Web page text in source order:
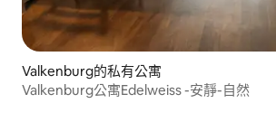
Valkenburg的私有公寓
Valkenburg公寓Edelweiss -安靜-自然